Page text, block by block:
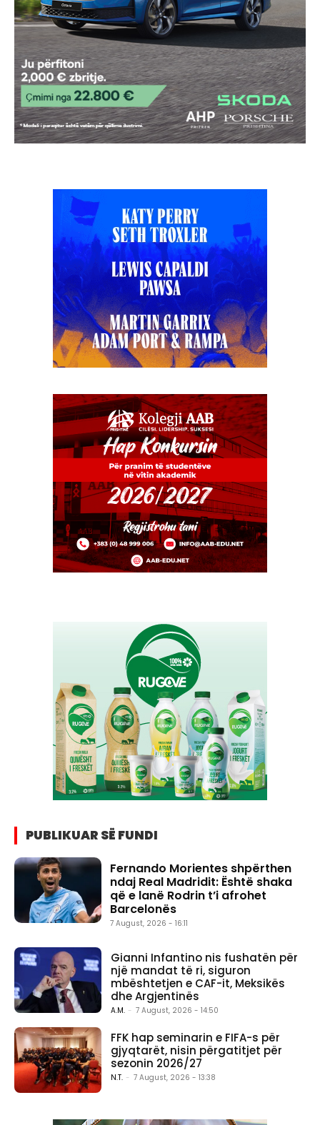
PUBLIKUAR SË FUNDI
Fernando Morientes shpërthen
ndaj Real Madridit: Është shaka
që e lanë Rodrin t’i afrohet
Barcelonës
7 August, 2026 - 16:11
Gianni Infantino nis fushatën për
një mandat të ri, siguron
mbështetjen e CAF-it, Meksikës
dhe Argjentinës
A.M. - 7 August, 2026 - 14:50
FFK hap seminarin e FIFA-s për
gjyqtarët, nisin përgatitjet për
sezonin 2026/27
N.T. - 7 August, 2026 - 13:38